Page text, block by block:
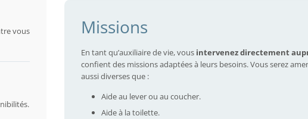
vous
Missions
En tant qu’auxiliaire de vie, vous intervenez directement
confient des missions adaptées à leurs besoins. Vous serez
aussi diverses que :
Aide au lever ou au coucher.
Aide à la toilette.